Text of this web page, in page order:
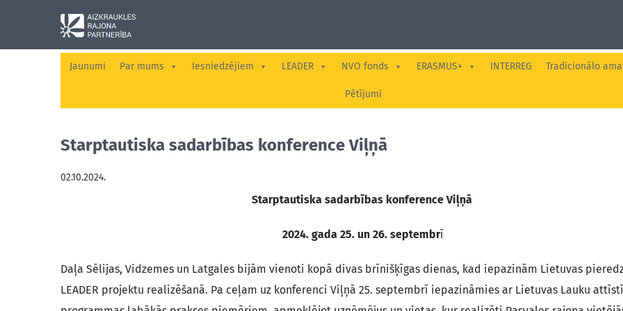
Jaunumi Par mums Iesniedzējiem LEADER NVO fonds ERASMUS+ INTERREG Tradicionālo
Pētījumi
Starptautiska sadarbības konference Viļņā
02.10.2024.
Starptautiska sadarbības konference Viļņā
2024. gada 25. un 26. septembrī
Daļa Sēlijas, Vidzemes un Latgales bijām vienoti kopā divas brīnišķīgas dienas, kad iepazinām Lietuvas
LEADER projektu realizēšanā. Pa ceļam uz konferenci Viļņā 25. septembrī iepazināmies ar Lietuvas Lauku